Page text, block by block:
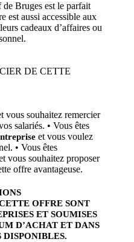
Bruges est le parfait
est aussi accessible aux
cadeaux d’affaires ou
DE CETTE
vous souhaitez remercier
salariés. • Vous êtes
et vous voulez
• Vous êtes
vous souhaitez proposer
offre avantageuse.
OFFRE SONT
ET SOUMISES
D’ACHAT ET DANS